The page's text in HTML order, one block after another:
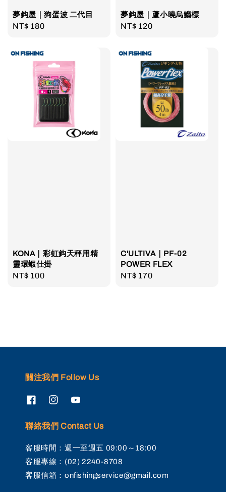
夢鈎屋｜狗蛋波 二代目
Regular
NT$ 180
夢鈎屋｜蘆小曉烏鰡標
Regular
NT$ 120
KONA｜彩虹鈎天秤用精
靈環蝦仕掛
Regular
NT$ 100
C'ULTIVA｜PF-02
POWER FLEX
Regular
NT$ 170
關注我們 Follow Us
聯絡我們 Contact Us
客服時間：週一至週五 09:00～18:00
客服專線：(02) 2240-8708
客服信箱：onfishingservice@gmail.com